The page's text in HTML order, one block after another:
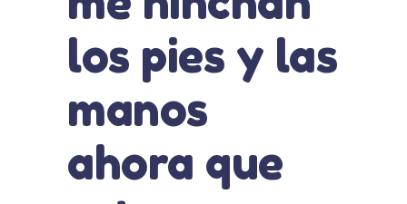
los pies y las
manos
ahora que